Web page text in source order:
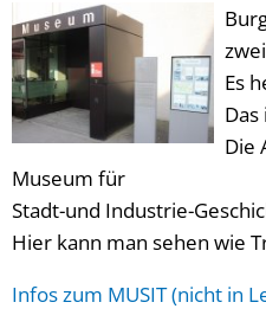
Es
Die
Museum für
Stadt-und Industrie-
Hier kann man sehen wie
Infos zum MUSIT (nicht in